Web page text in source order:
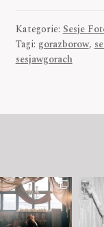
Kategorie: Sesje
Tagi: gorazborow,
sesjawgorach